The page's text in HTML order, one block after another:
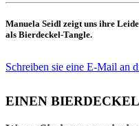
Manuela Seidl zeigt uns ihre
als Bierdeckel-Tangle.
Schreiben sie eine E-Mail an
EINEN